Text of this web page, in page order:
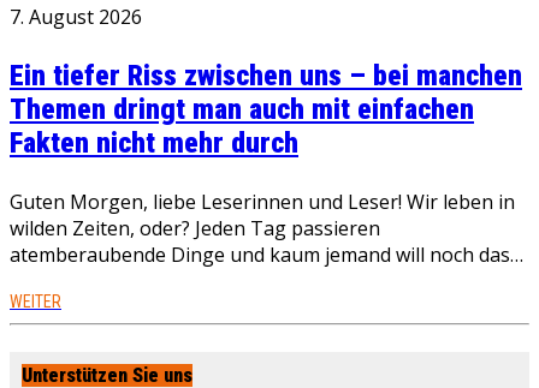
7. August 2026
Ein tiefer Riss zwischen uns – bei manchen
Themen dringt man auch mit einfachen
Fakten nicht mehr durch
Guten Morgen, liebe Leserinnen und Leser! Wir leben in
wilden Zeiten, oder? Jeden Tag passieren
atemberaubende Dinge und kaum jemand will noch das…
WEITER
Unterstützen Sie uns